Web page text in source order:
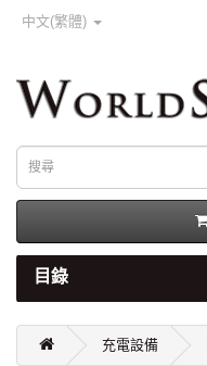
中文(繁體)
目錄
充電設備